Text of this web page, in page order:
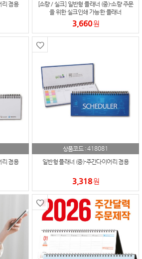
리 겸용
[소량 / 실크] 일반형 플래너 (중)-소량 주문
을 위한 실크인쇄 가능한 플래너
3,660원
리 겸용
상품코드 :418081
일반형 플래너 (중)-주간다이어리 겸용
3,318원